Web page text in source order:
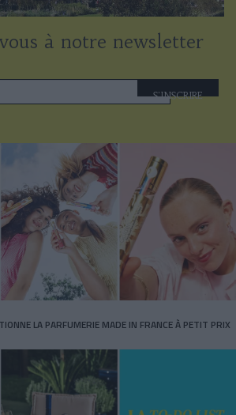
à notre newsletter
S'INSCRIRE
LA PARFUMERIE MADE IN FRANCE À PETIT PRIX